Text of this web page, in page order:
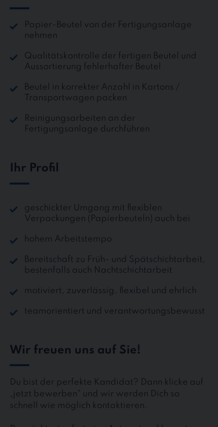
Papier-Beutel von der Fertigungsanlage
nehmen
Qualitätskontrolle der fertigen Beutel und
Aussortierung fehlerhafter Beutel
Beutel in korrekter Anzahl in Kartons /
Transportwagen packen
Reinigungsarbeiten an der
Fertigungsanlage durchführen
Ihr Profil
geschickter Umgang mit flexiblen
Verpackungen (Papierbeuteln) auch bei
hohem Arbeitstempo
Bereitschaft zu Früh- und Spätschichtarbeit,
bestenfalls auch Nachtschichtarbeit
motiviert, zuverlässig, flexibel und ehrlich
teamorientiert und verantwortungsbewusst
Wir freuen uns auf Sie!
Du bist der perfekte Kandidat? Dann klicke auf
„jetzt bewerben“ und wir werden Dich so
schnell wie möglich kontaktieren.